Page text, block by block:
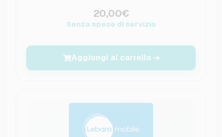
20,00€
Senza spese di servizio
Aggiungi al carrello